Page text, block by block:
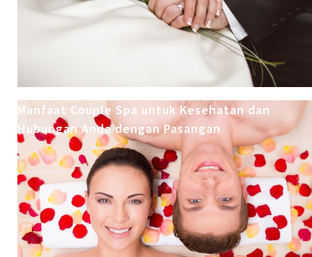
Manfaat Couple Spa untuk Kesehatan dan
Hubungan Anda dengan Pasangan